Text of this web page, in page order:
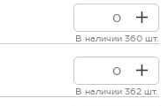
В наличии 360 шт.
В наличии 362 шт.